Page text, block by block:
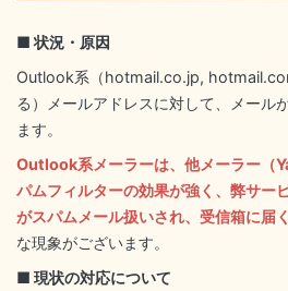
■ 状況・原因
Outlook系（hotmail.co.jp,
る）メールアドレスに対して、メール
ます。
Outlook系メーラーは、他メーラー（
パムフィルターの効果が強く、弊サー
がスパムメール扱いされ、受信箱に届
な現象がございます。
■ 現状の対応について